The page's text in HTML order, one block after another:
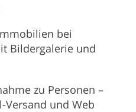
bei
Bildergalerie und
zu Personen –
Versand und Web